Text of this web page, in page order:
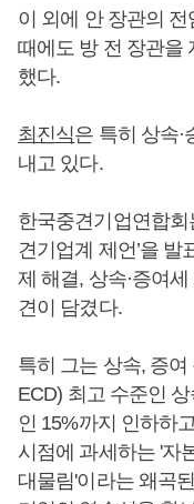
이 외에 안 장관의
때에도 방 전 장관을
했다.
최진식은 특히 상속
내고 있다.
한국중견기업연합회
견기업계 제언’을 발
제 해결, 상속·증여
견이 담겼다.
특히 그는 상속, 증
ECD) 최고 수준인
인 15%까지 인하하
시점에 과세하는 '자
대물림'이라는 왜곡